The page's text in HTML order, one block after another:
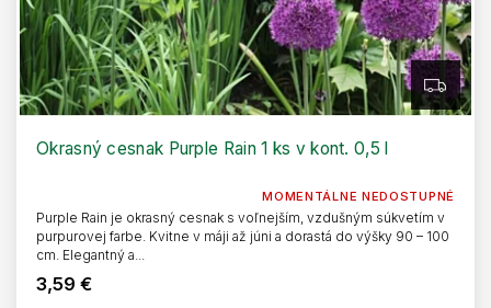
Z
A
D
Okrasný cesnak Purple Rain 1 ks v kont. 0,5 l
MOMENTÁLNE NEDOSTUPNÉ
3,59 €
Purple Rain je okrasný cesnak s voľnejším, vzdušným súkvetím v
purpurovej farbe. Kvitne v máji až júni a dorastá do výšky 90 – 100
cm. Elegantný a...